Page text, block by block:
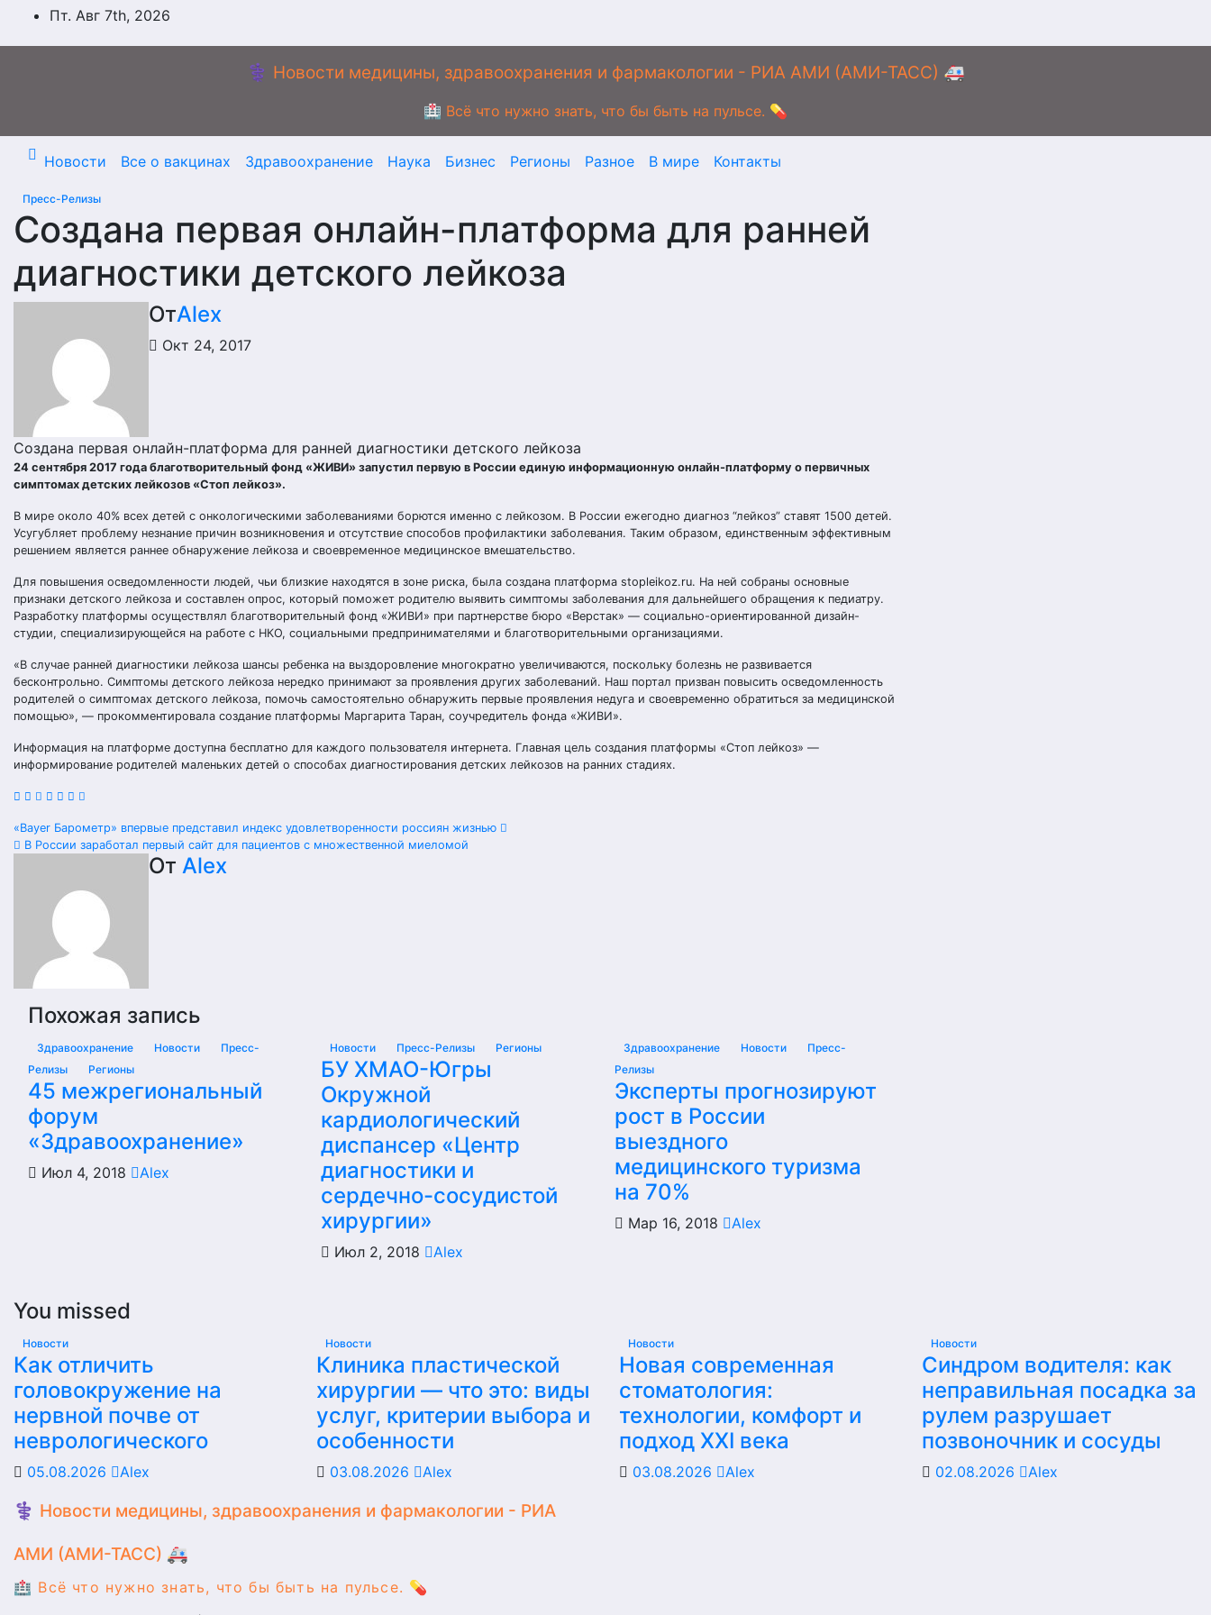
ПерейтиПт. Авг 7th, 2026
⚕️ Новости медицины, здравоохранения и фармакологии - РИА АМИ (АМИ-ТАСС) 🚑
🏥 Всё что нужно знать, что бы быть на пульсе. 💊
Новости Все о вакцинах Здравоохранение Наука Бизнес Регионы Разное В мире Контакты
Пресс-Релизы
Создана первая онлайн-платформа для ранней
диагностики детского лейкоза
ОтAlex
Окт 24, 2017
Создана первая онлайн-платформа для ранней диагностики детского лейкоза
24 сентября 2017 года благотворительный фонд «ЖИВИ» запустил первую в России единую информационную онлайн-платформу о первичных
симптомах детских лейкозов «Стоп лейкоз».
В мире около 40% всех детей с онкологическими заболеваниями борются именно с лейкозом. В России ежегодно диагноз “лейкоз” ставят 1500 детей.
Усугубляет проблему незнание причин возникновения и отсутствие способов профилактики заболевания. Таким образом, единственным эффективным
решением является раннее обнаружение лейкоза и своевременное медицинское вмешательство.
Для повышения осведомленности людей, чьи близкие находятся в зоне риска, была создана платформа stopleikoz.ru. На ней собраны основные
признаки детского лейкоза и составлен опрос, который поможет родителю выявить симптомы заболевания для дальнейшего обращения к педиатру.
Разработку платформы осуществлял благотворительный фонд «ЖИВИ» при партнерстве бюро «Верстак» — социально-ориентированной дизайн-
студии, специализирующейся на работе с НКО, социальными предпринимателями и благотворительными организациями.
«В случае ранней диагностики лейкоза шансы ребенка на выздоровление многократно увеличиваются, поскольку болезнь не развивается
бесконтрольно. Симптомы детского лейкоза нередко принимают за проявления других заболеваний. Наш портал призван повысить осведомленность
родителей о симптомах детского лейкоза, помочь самостоятельно обнаружить первые проявления недуга и своевременно обратиться за медицинской
помощью», — прокомментировала создание платформы Маргарита Таран, соучредитель фонда «ЖИВИ».
Информация на платформе доступна бесплатно для каждого пользователя интернета. Главная цель создания платформы «Стоп лейкоз» —
информирование родителей маленьких детей о способах диагностирования детских лейкозов на ранних стадиях.
Навигация
записям
«Bayer Барометр» впервые представил индекс удовлетворенности россиян жизнью
В России заработал первый сайт для пациентов с множественной миеломой
От Alex
Похожая запись
Здравоохранение Новости
Пресс-
Релизы
Регионы
45 межрегиональный
форум
«Здравоохранение»
Июл 4, 2018 Alex
Новости Пресс-Релизы Регионы
БУ ХМАО-Югры
Окружной
кардиологический
диспансер «Центр
диагностики и
сердечно-сосудистой
хирургии»
Июл 2, 2018 Alex
Здравоохранение Новости
Пресс-
Релизы
Эксперты прогнозируют
рост в России
выездного
медицинского туризма
на 70%
Мар 16, 2018 Alex
You missed
Новости
Как отличить
головокружение на
нервной почве от
неврологического
05.08.2026 Alex
Новости
Клиника пластической
хирургии — что это: виды
услуг, критерии выбора и
особенности
03.08.2026 Alex
Новости
Новая современная
стоматология:
технологии, комфорт и
подход XXI века
03.08.2026 Alex
Новости
Синдром водителя: как
неправильная посадка за
рулем разрушает
позвоночник и сосуды
02.08.2026 Alex
⚕️ Новости медицины, здравоохранения и фармакологии - РИА
АМИ (АМИ-ТАСС) 🚑
🏥 Всё что нужно знать, что бы быть на пульсе. 💊